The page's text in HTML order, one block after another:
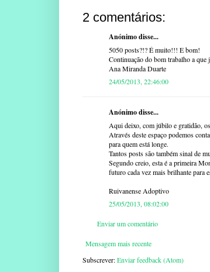
2 comentários:
Anónimo disse...
5050 posts?!? É muito!!! E bom!
Continuação do bom trabalho a que
Ana Miranda Duarte
24/05/2013, 22:46:00
Anónimo disse...
Aqui deixo, com júbilo e gratidão,
Através deste espaço podemos
para quem está longe.
Tantos posts são também sinal de
Segundo creio, esta é a primeira
futuro cada vez mais brilhante para
Ruivanense Adoptivo
25/05/2013, 08:02:00
Enviar um comentário
Mensagem mais recente
Subscrever:Enviar feedback (Atom)